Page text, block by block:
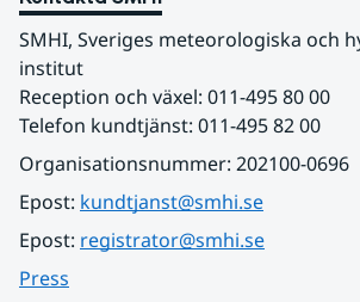
SMHI, Sveriges meteorologiska och
institut
Reception och växel: 011-495 80 00
Telefon kundtjänst: 011-495 82 00
Organisationsnummer: 202100-0696
Epost: kundtjanst@smhi.se
Epost: registrator@smhi.se
Press